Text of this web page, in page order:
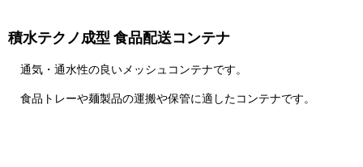
積水テクノ成型 食品配送コンテナ
通気・通水性の良いメッシュコンテナです。
食品トレーや麺製品の運搬や保管に適したコンテナです。